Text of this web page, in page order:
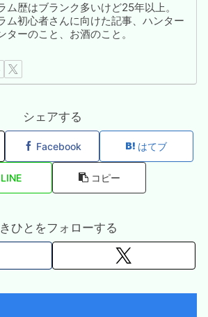
ム歴はブランク多いけど25年以上。
ム初心者さんに向けた記事、ハンター
ターのこと、お酒のこと。
シェアする
Facebook はてブ
LINE コピー
ひとをフォローする